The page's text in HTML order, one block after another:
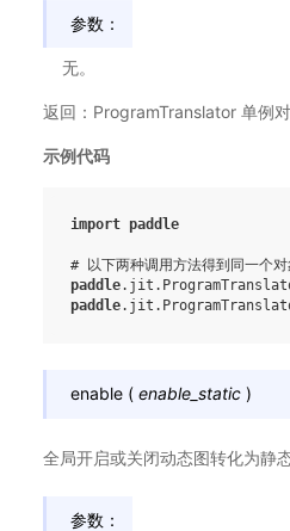
参数：
无。
返回：ProgramTranslator 单例对
示例代码
import paddle
# 以下两种调用方法得到同一个对
paddle. jit .
paddle. jit .
enable ( enable_static )
全局开启或关闭动态图转化为静态
参数：